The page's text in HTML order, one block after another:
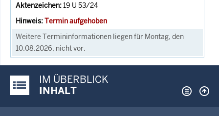
19 U 53/24
Termin aufgehoben
Weitere Termininformationen liegen für Montag, den
10.08.2026, nicht vor.
Justiz-Portal im Überblick:
IM ÜBERBLICK
INHALT